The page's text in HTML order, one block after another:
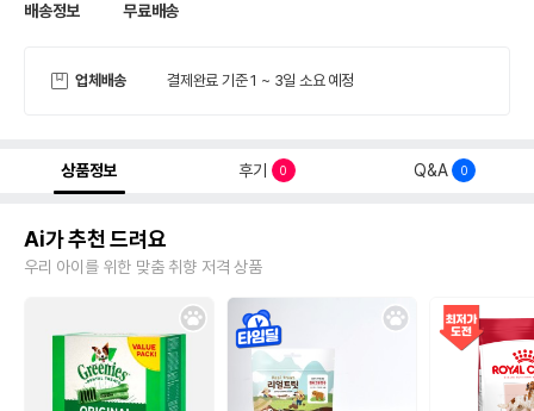
배송정보 무료배송
업체배송 결제완료 기준 1 ~ 3일 소요 예정
상품정보 후기 0 Q&A 0
Ai가 추천 드려요
우리 아이를 위한 맞춤 취향 저격 상품